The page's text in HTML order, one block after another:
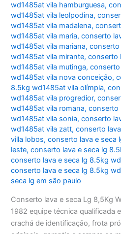
wd1485at vila hamburguesa,
wd1485at vila leolpodina,
wd1485at vila madalena,
wd1485at vila maria,conserto
wd1485at vila mariana,conserto
wd1485at vila mirante,conserto
wd1485at vila mutinga,
wd1485at vila nova conceição,
8.5kg wd1485at vila olímpia,
wd1485at vila progredior,
wd1485at vila romana,conserto
wd1485at vila sonia,conserto
wd1485at vila zatt,conserto
villa lobos,conserto lava e seca
leste,conserto lava e seca lg
conserto lava e seca lg 8.5kg
conserto lava e seca lg 8.5kg
seca lg em são paulo
Conserto lava e seca Lg 8,5Kg
1982 equipe técnica qualificada
crachá de identificação, frota